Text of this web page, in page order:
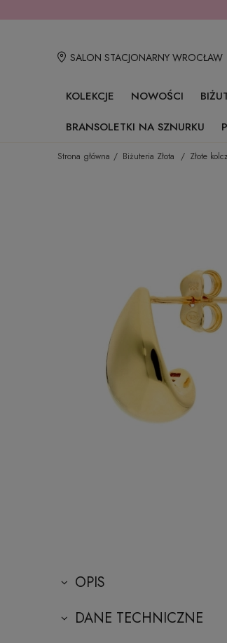
SALON STACJONARNY WROCŁAW
KOLEKCJE NOWOŚCI
BRANSOLETKI NA SZNURKU
Strona główna Biżuteria Złota Złote
OPIS
DANE TECHNICZNE